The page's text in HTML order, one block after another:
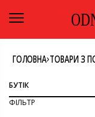
ГОЛОВНА›ТОВАРИ З
БУТІК
ФІЛЬТР